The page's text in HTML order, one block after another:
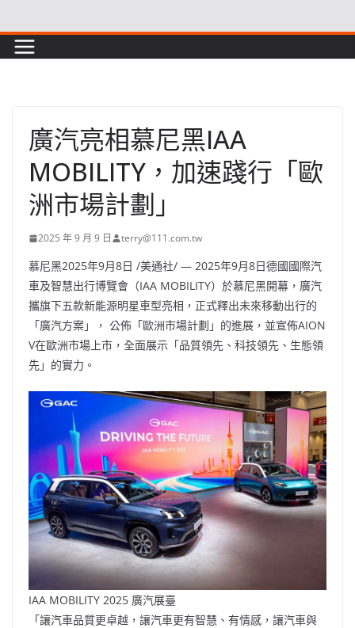
to
content
廣汽亮相慕尼黑IAA
MOBILITY，加速踐行「歐
洲市場計劃」
2025 年 9 月 9 日 terry@111.com.tw
慕尼黑2025年9月8日 /美通社/ — 2025年9月8日德國國際汽
車及智慧出行博覽會（IAA MOBILITY）於慕尼黑開幕，廣汽
攜旗下五款新能源明星車型亮相，正式釋出未來移動出行的
「廣汽方案」， 公佈「歐洲市場計劃」的進展，並宣佈AION
V在歐洲市場上市，全面展示「品質領先、科技領先、生態領
先」的實力。
IAA MOBILITY 2025 廣汽展臺
「讓汽車品質更卓越，讓汽車更有智慧、有情感，讓汽車與